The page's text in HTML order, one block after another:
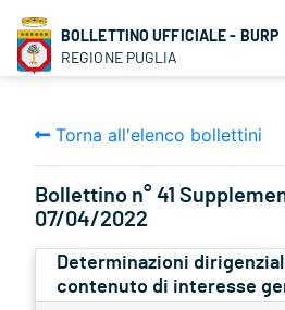
BOLLETTINO UFFICIALE - BURP
REGIONE PUGLIA
Torna all'elenco bollettini
Bollettino n° 41
07/04/2022
Determinazioni
contenuto di interesse